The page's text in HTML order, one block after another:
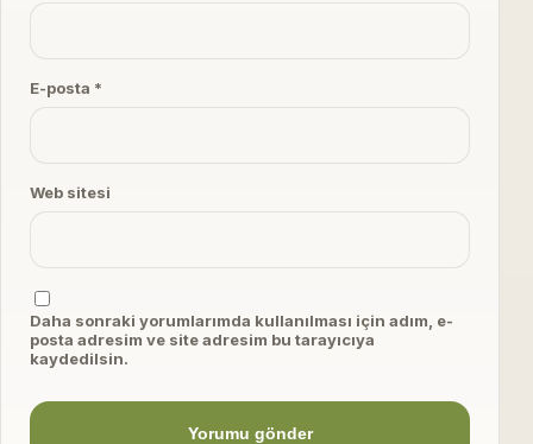
E-posta *
Web sitesi
Daha sonraki yorumlarımda kullanılması için adım, e-
posta adresim ve site adresim bu tarayıcıya
kaydedilsin.